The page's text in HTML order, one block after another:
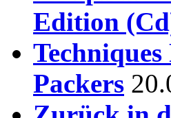
Edition
Packers